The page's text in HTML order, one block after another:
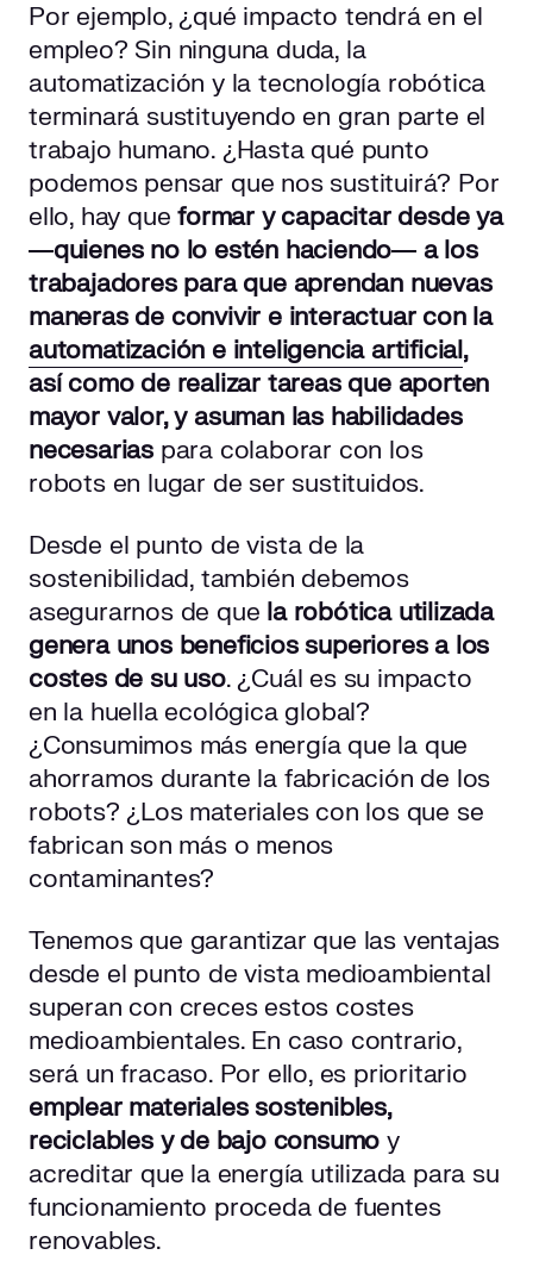
Por ejemplo, ¿qué impacto tendrá en el
empleo? Sin ninguna duda, la
automatización y la tecnología robótica
terminará sustituyendo en gran parte el
trabajo humano. ¿Hasta qué punto
podemos pensar que nos sustituirá? Por
ello, hay queformar y capacitar desde ya
―quienes no lo estén haciendo― a los
trabajadores para que aprendan nuevas
maneras de convivir e interactuar con la
automatización e inteligencia artificial,
así como de realizar tareas que aporten
mayor valor,y asuman las habilidades
necesarias para colaborar con los
robots en lugar de ser sustituidos.
Desde el punto de vista de la
sostenibilidad, también debemos
asegurarnos de que la robótica utilizada
genera unos beneficios superiores a los
costes de su uso. ¿Cuál es su impacto
en la huella ecológica global?
¿Consumimos más energía que la que
ahorramos durante la fabricación de los
robots? ¿Los materiales con los que se
fabrican son más o menos
contaminantes?
Tenemos que garantizar que las ventajas
desde el punto de vista medioambiental
superan con creces estos costes
medioambientales. En caso contrario,
será un fracaso. Por ello, es prioritario
emplear materiales sostenibles,
reciclables y de bajo consumo y
acreditar que la energía utilizada para su
funcionamiento proceda de fuentes
renovables.